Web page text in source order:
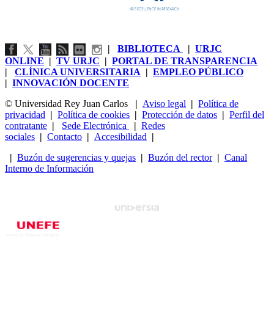
| BIBLIOTECA | URJC
ONLINE | TV URJC | PORTAL DE TRANSPARENCIA
| CLÍNICA UNIVERSITARIA | EMPLEO PÚBLICO
| INNOVACIÓN DOCENTE
© Universidad Rey Juan Carlos
| Aviso legal | Política de
privacidad | Política de cookies | Protección de datos | Perfil del
contratante | Sede Electrónica | Redes
sociales | Contacto | Accesibilidad |
| Buzón de sugerencias y quejas | Buzón del rector| Canal
Interno de Información